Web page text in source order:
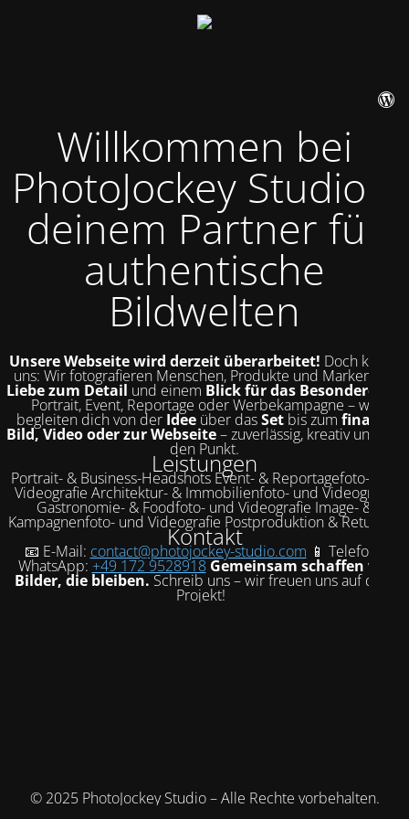
Willkommen bei
PhotoJockey Studio –
deinem Partner für
authentische
Bildwelten
Unsere Webseite wird derzeit überarbeitet! Doch kurz zu
uns: Wir fotografieren Menschen, Produkte und Marken mit
Liebe zum Detail und einem Blick für das Besondere
Portrait, Event, Reportage oder Werbekampagne – wir
begleiten dich von der Ideeüber dasSetbis zum finalen
Bild, Video oder zur Webseite– zuverlässig, kreativ und auf
den Punkt.
Leistungen
Portrait- & Business-Headshots Event- & Reportagefoto- und
Videografie Architektur- & Immobilienfoto- und Videografie
Gastronomie- & Foodfoto- und Videografie Image- &
Kampagnenfoto- und Videografie Postproduktion & Retusche
Kontakt
📧 E-Mail: contact@photojockey-studio.com 📱 Telefon /
WhatsApp: +49 172 9528918 Gemeinsam schaffen wir
Bilder, die bleiben. Schreib uns – wir freuen uns auf dein
Projekt!
© 2025 PhotoJockey Studio – Alle Rechte vorbehalten.